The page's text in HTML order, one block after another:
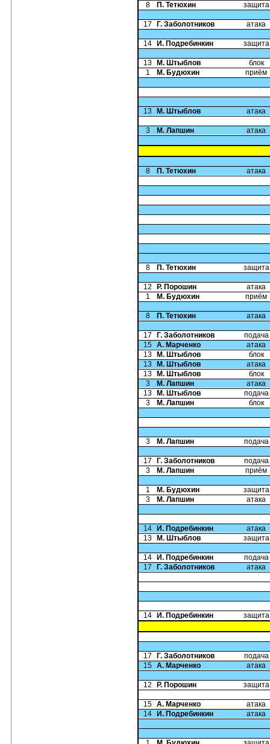
8
П. Тетюхин защита
17 Г. Заболотников атака
14 И. Подребинкин защита
13 М. Штыблов
блок
1
М. Будюхин приём
13 М. Штыблов атака
3 М. Лапшин атака
8 П. Тетюхин атака
8 П. Тетюхин защита
12 Р. Порошин
атака
1
М. Будюхин приём
8 П. Тетюхин атака
17 Г. Заболотников
подача
15 А. Марченко
атака
13
М. Штыблов
блок
13
М. Штыблов
атака
13
М. Штыблов
блок
3
М. Лапшин
атака
13
М. Штыблов
подача
3
М. Лапшин блок
3 М. Лапшин подача
17 Г. Заболотников
подача
3
М. Лапшин приём
1 М. Будюхин
защита
3
М. Лапшин атака
14 И. Подребинкин
атака
13
М. Штыблов защита
14 И. Подребинкин
подача
17
Г. Заболотников атака
14 И. Подребинкин защита
17 Г. Заболотников
подача
15 А. Марченко атака
12 Р. Порошин защита
15 А. Марченко
атака
14
И. Подребинкин атака